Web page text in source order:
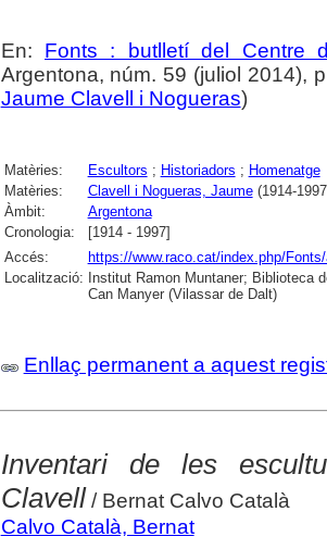
En: Fonts : butlletí del Centre
Argentona, núm. 59 (juliol 2014),
Jaume Clavell i Nogueras)
Matèries: Escultors ; Historiadors ; Homenatge
Matèries:
Clavell i Nogueras, Jaume(1914-
Àmbit:
Argentona
Cronologia:
[1914 - 1997]
Accés:
https://www.raco.cat/index.php/
Localització: Institut Ramon Muntaner; Biblioteca
Can Manyer (Vilassar de Dalt)
Enllaç permanent a aquest
Inventari de les
Clavell/ Bernat Calvo Català
Calvo Català, Bernat